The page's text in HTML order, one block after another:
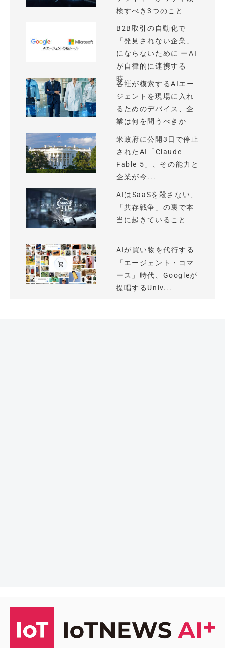
検すべき3つのこと
B2B取引の自動化で
「発見されない企業」
にならないために ーAI
が自律的に連携する
時...
各社が模索するAIエー
ジェントを現場に入れ
るためのデバイス、企
業は何を問うべきか
米政府に公開3日で停止
されたAI「Claude
Fable 5」、その能力と
企業が今...
AIはSaaSを殺さない、
「共存戦争」の裏で本
当に起きていること
AIが買い物を代行する
「エージェント・コマ
ース」時代、Googleが
提唱するUniv...